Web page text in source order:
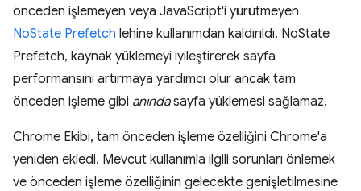
önceden işlemeyen veya JavaScript'i yürütmeyen
NoState Prefetch lehine kullanımdan kaldırıldı. NoState
Prefetch, kaynak yüklemeyi iyileştirerek sayfa
performansını artırmaya yardımcı olur ancak tam
önceden işleme gibi anındasayfa yüklemesi sağlamaz.
Chrome Ekibi, tam önceden işleme özelliğini Chrome'a
yeniden ekledi. Mevcut kullanımla ilgili sorunları önlemek
ve önceden işleme özelliğinin gelecekte genişletilmesine